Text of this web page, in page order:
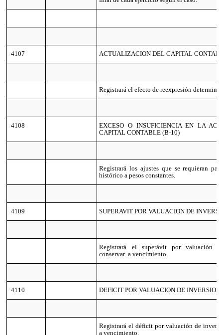
4107 ACTUALIZACION DEL CAPITAL
Registrará el efecto de reexpresión
4108
EXCESO O INSUFICIENCIA EN LA
CAPITAL CONTABLE (B-10)
Registrará los ajustes que se requieran
histórico a pesos constantes.
4109 SUPERAVIT POR VALUACION DE
Registrará el superávit por valuación
conservar a vencimiento.
4110 DEFICIT POR VALUACION DE
Registrará el déficit por valuación de
a vencimiento.